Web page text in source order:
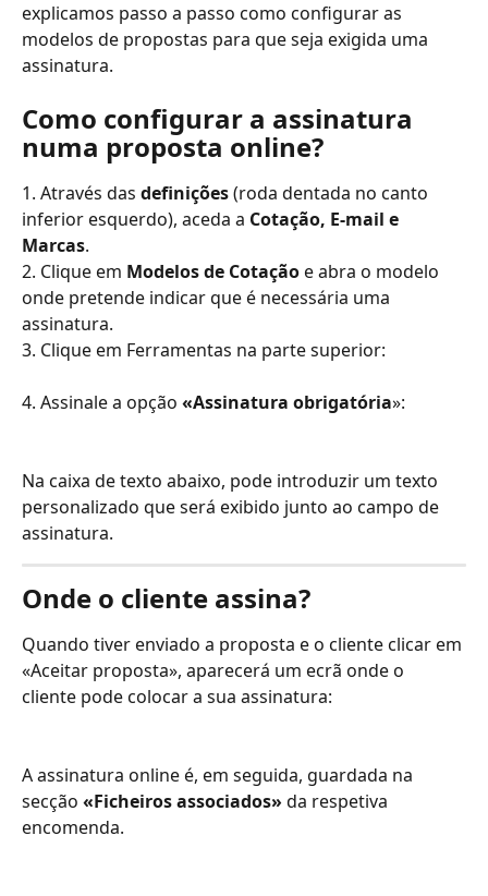
explicamos passo a passo como configurar as
modelos de propostas para que seja exigida uma
assinatura.
Como configurar a assinatura
numa proposta online?
1. Através das definições (roda dentada no canto
inferior esquerdo), aceda a Cotação, E-mail e
Marcas.
2. Clique em Modelos de Cotação e abra o modelo
onde pretende indicar que é necessária uma
assinatura.
3. Clique em Ferramentas na parte superior:
4. Assinale a opção «Assinatura obrigatória»:
Na caixa de texto abaixo, pode introduzir um texto
personalizado que será exibido junto ao campo de
assinatura.
Onde o cliente assina?
Quando tiver enviado a proposta e o cliente clicar em
«Aceitar proposta», aparecerá um ecrã onde o
cliente pode colocar a sua assinatura:
A assinatura online é, em seguida, guardada na
secção «Ficheiros associados» da respetiva
encomenda.